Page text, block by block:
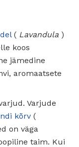
( Lavandula )
koos
jämedine
aromaatsete
Varjude
kõrv (
on väga
taim. Kui